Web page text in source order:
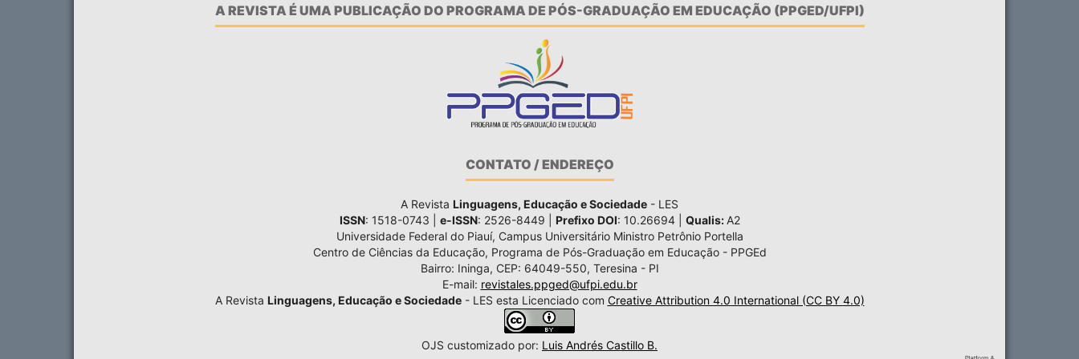
A REVISTA É UMA PUBLICAÇÃO DO PROGRAMA DE PÓS-GRADUAÇÃO EM EDUCAÇÃO (PPGED/UFPI)
CONTATO / ENDEREÇO
A Revista Linguagens, Educação e Sociedade - LES
ISSN: 1518-0743 | e-ISSN: 2526-8449 | Prefixo DOI: 10.26694 | Qualis: A2
Universidade Federal do Piauí, Campus Universitário Ministro Petrônio Portella
Centro de Ciências da Educação, Programa de Pós-Graduação em Educação - PPGEd
Bairro: Ininga, CEP: 64049-550, Teresina - PI
E-mail: revistales.ppged@ufpi.edu.br
A Revista Linguagens, Educação e Sociedade- LES esta Licenciado com Creative Attribution 4.0 International (CC BY 4.0)
OJS customizado por: Luis Andrés Castillo B.